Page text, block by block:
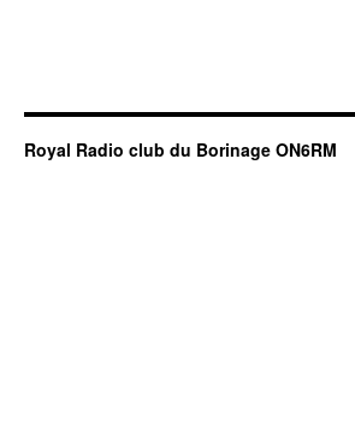
Royal Radio club du Borinage ON6RM